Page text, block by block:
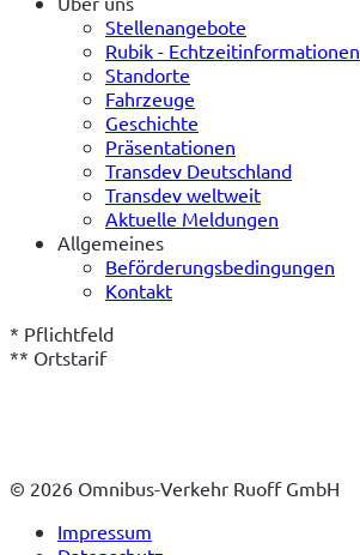
Stellenangebote
Rubik - Echtzeitinformationen
Standorte
Fahrzeuge
Geschichte
Präsentationen
Transdev Deutschland
Transdev weltweit
Aktuelle Meldungen
Allgemeines
Beförderungsbedingungen
Kontakt
* Pflichtfeld
** Ortstarif
© 2026 Omnibus-Verkehr Ruoff GmbH
Impressum